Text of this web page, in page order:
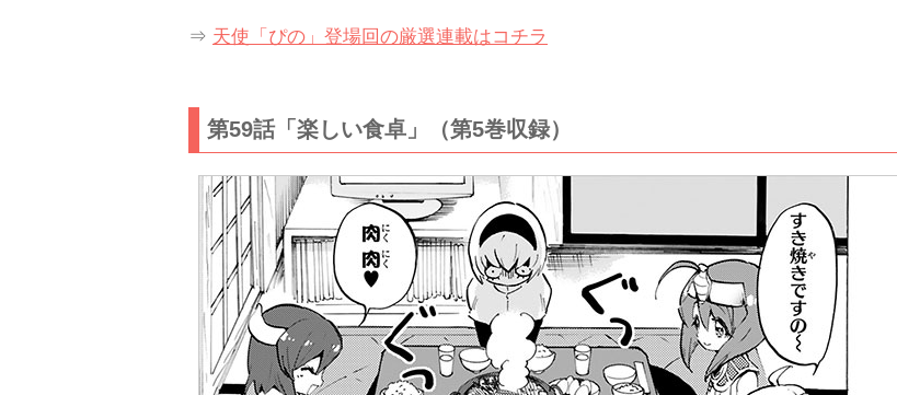
⇒ 天使「ぴの」登場回の厳選連載はコチラ
第59話「楽しい食卓」（第5巻収録）